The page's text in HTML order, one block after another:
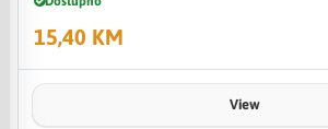
15,40 KM
View